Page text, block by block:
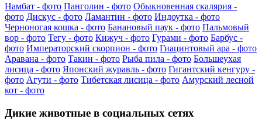
Намбат - фото Панголин - фото Обыкновенная скалярия -
фото Дискус - фото Ламантин - фото Индоутка - фото
Черноногая кошка - фото Банановый паук - фото Пальмовый
вор - фото Тегу - фото Кижуч - фото Гурами - фото Барбус -
фото Императорский скорпион - фото Гиацинтовый ара - фото
Аравана - фото Такин - фото Рыба пила - фото Большеухая
лисица - фото Японский журавль - фото Гигантский кенгуру -
фото Агути - фото Тибетская лисица - фото Амурский лесной
кот - фото
Дикие животные в социальных сетях